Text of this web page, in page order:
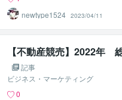
newtype1524 2023/04/11
【不動産競売】2022年
記事
ビジネス・マーケティング
0